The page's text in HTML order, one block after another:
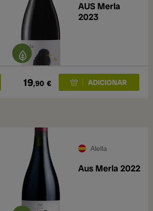
AUS Merla
2023
19,90 €
Alella
Aus Merla 2022